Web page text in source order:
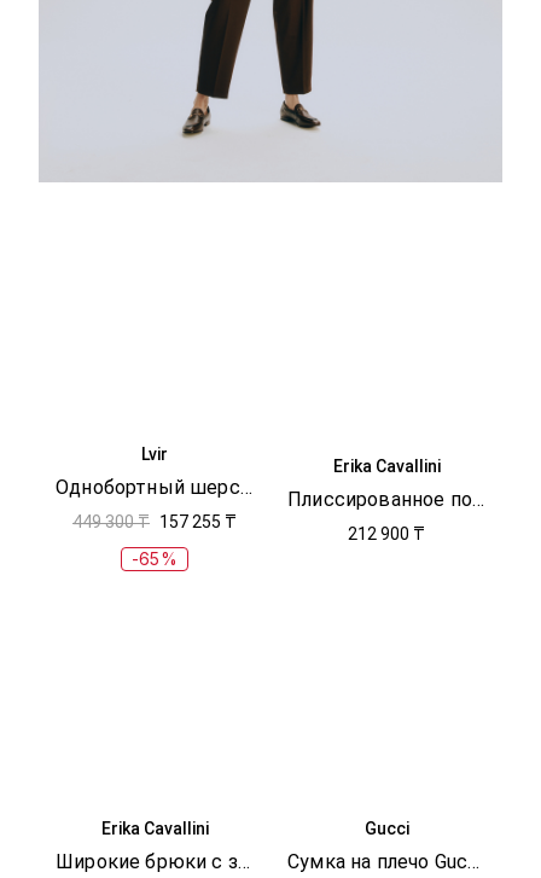
Lvir
Однобортный шерстяной жакет
449 300 ₸ 157 255 ₸
-65%
Erika Cavallini
Плиссированное поло
212 900 ₸
Erika Cavallini
Широкие брюки с защипами
Gucci
Сумка на плечо Gucci Horsebit 1955